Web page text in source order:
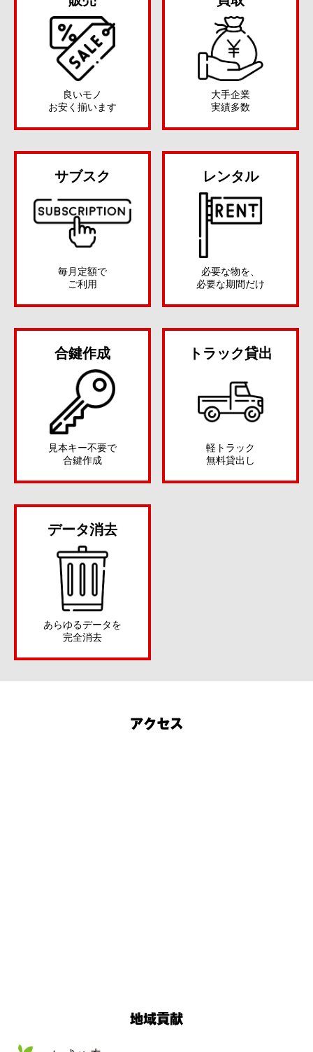
良いモノ
お安く揃います
大手企業
実績多数
サブスク
毎月定額で
ご利用
レンタル
必要な物を、
必要な期間だけ
合鍵作成
見本キー不要で
合鍵作成
トラック貸出
軽トラック
無料貸出し
データ消去
あらゆるデータを
完全消去
アクセス
地域貢献